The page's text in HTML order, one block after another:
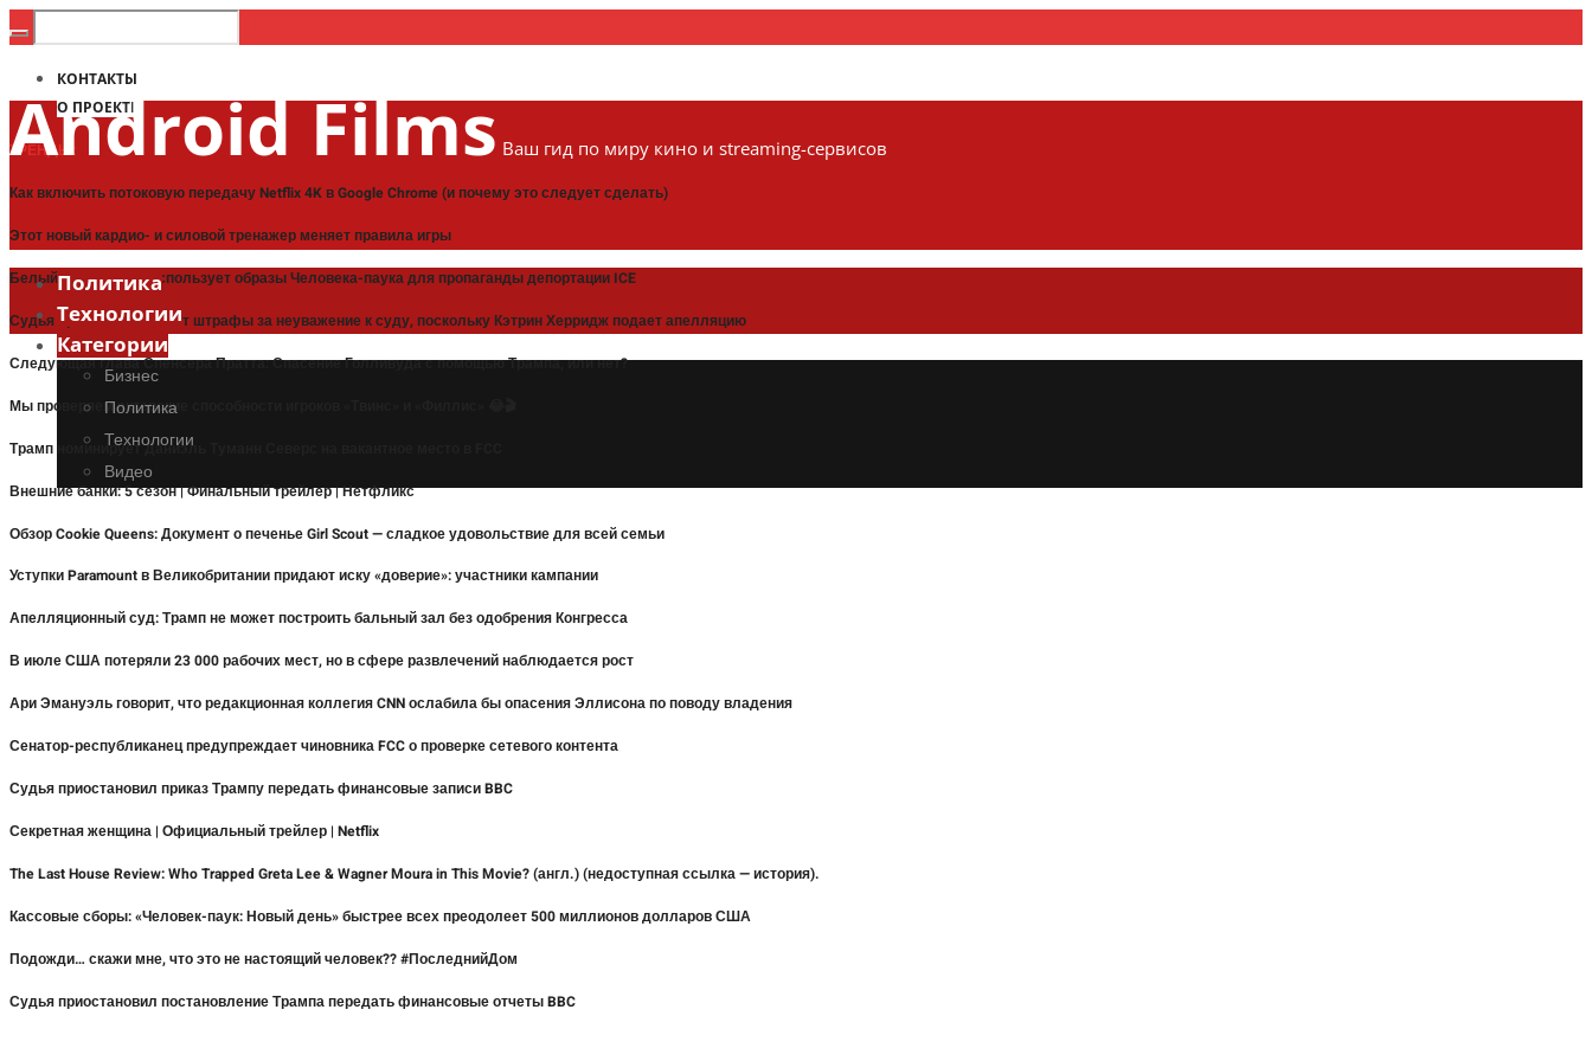
КОНТАКТЫ
О ПРОЕКТЕ
ТРЕНДЫ:
Как включить потоковую передачу Netflix 4K в Google Chrome (и почему это следует сделать)
Этот новый кардио- и силовой тренажер меняет правила игры
Белый дом Трампа использует образы Человека-паука для пропаганды депортации ICE
Судья приостанавливает штрафы за неуважение к суду, поскольку Кэтрин Херридж подает апелляцию
Следующая глава Спенсера Пратта: Спасение Голливуда с помощью Трампа, или нет?
Мы проверяем актерские способности игроков «Твинс» и «Филлис» 😂🎬
Трамп номинирует Даниэль Туманн Северс на вакантное место в FCC
Внешние банки: 5 сезон | Финальный трейлер | Нетфликс
Обзор Cookie Queens: Документ о печенье Girl Scout — сладкое удовольствие для всей семьи
Уступки Paramount в Великобритании придают иску «доверие»: участники кампании
Апелляционный суд: Трамп не может построить бальный зал без одобрения Конгресса
В июле США потеряли 23 000 рабочих мест, но в сфере развлечений наблюдается рост
Ари Эмануэль говорит, что редакционная коллегия CNN ослабила бы опасения Эллисона по поводу владения
Сенатор-республиканец предупреждает чиновника FCC о проверке сетевого контента
Судья приостановил приказ Трампу передать финансовые записи BBC
Секретная женщина | Официальный трейлер | Netflix
The Last House Review: Who Trapped Greta Lee & Wagner Moura in This Movie? (англ.) (недоступная ссылка — история).
Кассовые сборы: «Человек-паук: Новый день» быстрее всех преодолеет 500 миллионов долларов США
Подожди… скажи мне, что это не настоящий человек?? #ПоследнийДом
Судья приостановил постановление Трампа передать финансовые отчеты BBC
Android Films Ваш гид по миру кино и streaming-сервисов
Политика
Технологии
Категории
Бизнес
Политика
Технологии
Видео